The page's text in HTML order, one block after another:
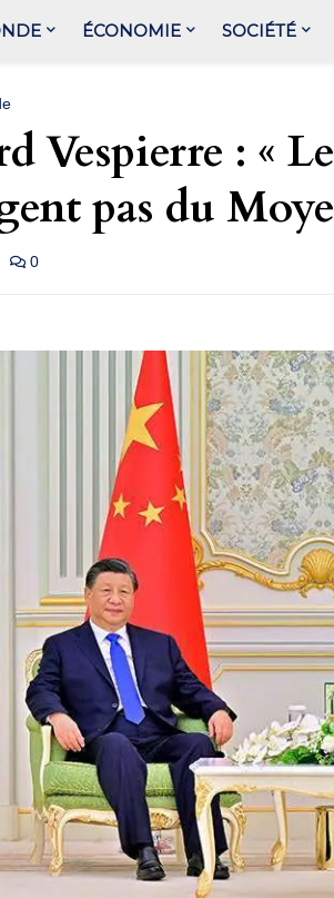
ÉCONOMIE SOCIÉTÉ
Vespierre : «
pas du
0